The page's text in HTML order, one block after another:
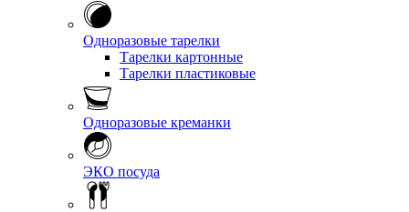
Одноразовые тарелки
Тарелки картонные
Тарелки пластиковые
Одноразовые креманки
ЭКО посуда